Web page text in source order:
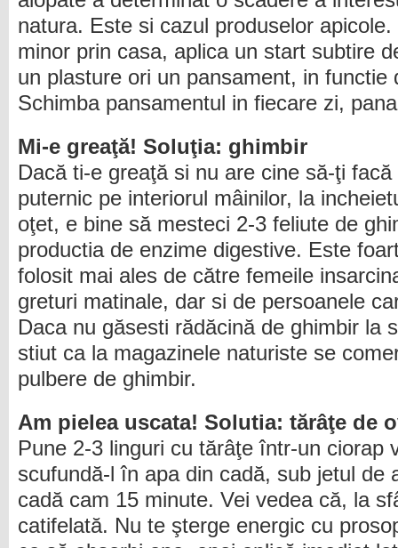
natura. Este si cazul produselor
minor prin casa, aplica un start subtire
un plasture ori un pansament, in functie
Schimba pansamentul in fiecare zi,
Mi-e greaţă! Soluţia: ghimbir
Dacă ti-e greaţă si nu are cine să-ţi
puternic pe interiorul mâinilor, la
oţet, e bine să mesteci 2-3 feliute de
productia de enzime digestive. Este
folosit mai ales de către femeile
greturi matinale, dar si de persoanele
Daca nu găsesti rădăcină de ghimbir la
stiut ca la magazinele naturiste se
pulbere de ghimbir.
Am pielea uscata! Solutia: tărâţe de
Pune 2-3 linguri cu tărâţe într-un ciorap
scufundă-l în apa din cadă, sub jetul de
cadă cam 15 minute. Vei vedea că, la
catifelată. Nu te şterge energic cu